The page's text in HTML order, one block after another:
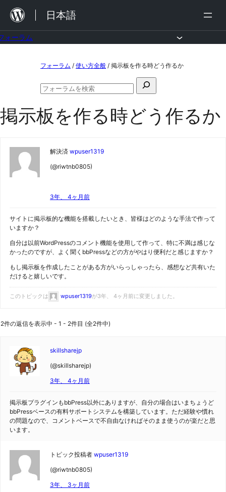
を
日本語
ォーラム
ン
ツ
フォーラム / 使い方全般 / 掲示板を作る時どう作るか
検
対
フ
ー
掲示板を作る時どう作るか
解決済 wpuser1319
(@riwtnb0805)
3年、 4ヶ月前
サイトに掲示板的な機能を搭載したいとき、皆様はどのような手法で作って
いますか？
自分は以前WordPressのコメント機能を使用して作って、特に不満は感じな
かったのですが、よく聞くbbPressなどの方がやはり便利だと感じますか？
もし掲示板を作成したことがある方がいらっしゃったら、感想など共有いた
だけると嬉しいです。
このトピックは wpuser1319が3年、 4ヶ月前に変更しました。
2件の返信を表示中 - 1 - 2件目 (全2件中)
skillsharejp
(@skillsharejp)
3年、 4ヶ月前
掲示板プラグインもbbPress以外にありますが、自分の場合はいまちょうど
bbPressベースの有料サポートシステムを構築しています。ただ経験や慣れ
の問題なので、コメントベースで不自由なければそのまま使うのが楽だと思
います。
トピック投稿者 wpuser1319
(@riwtnb0805)
3年、 3ヶ月前